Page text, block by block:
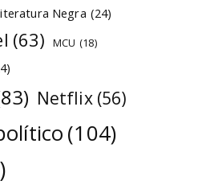
Negra (24)
(63) MCU (18)
Netflix (56)
(104)